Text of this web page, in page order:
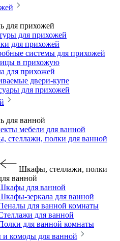
для прихожей
для прихожей
для прихожей
системы для прихожей
в прихожую
для прихожей
двери-купе
для прихожей
для ванной
мебели для ванной
стеллажи, полки для ванной
Шкафы, стеллажи, полки
ванной
для ванной
зеркала для ванной
для ванной комнаты
для ванной
для ванной комнаты
комоды для ванной